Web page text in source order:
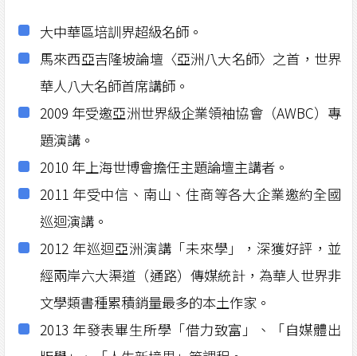
大中華區培訓界超級名師。
馬來西亞吉隆坡論壇〈亞洲八大名師〉之首，世界
華人八大名師首席講師。
2009 年受邀亞洲世界級企業領袖協會（AWBC）專
題演講。
2010 年上海世博會擔任主題論壇主講者。
2011 年受中信、南山、住商等各大企業邀約全國
巡迴演講。
2012 年巡迴亞洲演講「未來學」，深獲好評，並
經兩岸六大渠道（通路）傳媒統計，為華人世界非
文學類書種累積銷量最多的本土作家。
2013 年發表畢生所學「借力致富」、「自媒體出